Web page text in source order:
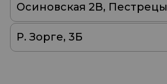
Осиновская 2В, Пестрецы
Р. Зорге, 3Б